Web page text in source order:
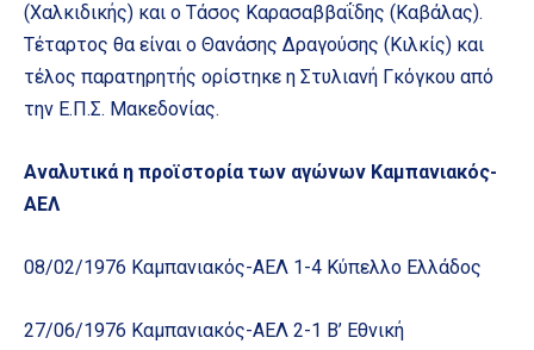
(Χαλκιδικής) και ο Τάσος Καρασαββαΐδης (Καβάλας).
Τέταρτος θα είναι ο Θανάσης Δραγούσης (Κιλκίς) και
τέλος παρατηρητής ορίστηκε η Στυλιανή Γκόγκου από
την Ε.Π.Σ. Μακεδονίας.
Αναλυτικά η προϊστορία των αγώνων Καμπανιακός-
ΑΕΛ
08/02/1976 Καμπανιακός-ΑΕΛ 1-4 Κύπελλο Ελλάδος
27/06/1976 Καμπανιακός-ΑΕΛ 2-1 Β’ Εθνική